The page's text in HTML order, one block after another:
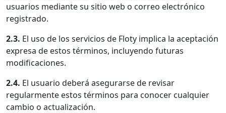
usuarios mediante su sitio web o correo electrónico
registrado.
2.3. El uso de los servicios de Floty implica la aceptación
expresa de estos términos, incluyendo futuras
modificaciones.
2.4. El usuario deberá asegurarse de revisar
regularmente estos términos para conocer cualquier
cambio o actualización.